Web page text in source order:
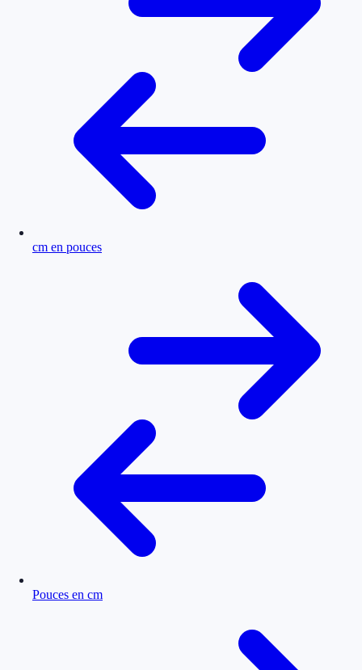
cm en pouces
Pouces en cm